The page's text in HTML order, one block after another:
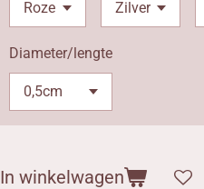
Diameter/lengte
In winkelwagen